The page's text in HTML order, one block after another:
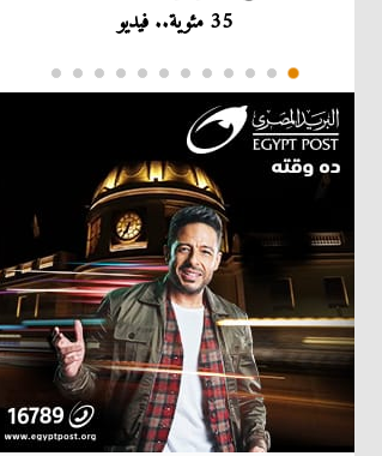
35 مئوية.. فيديو